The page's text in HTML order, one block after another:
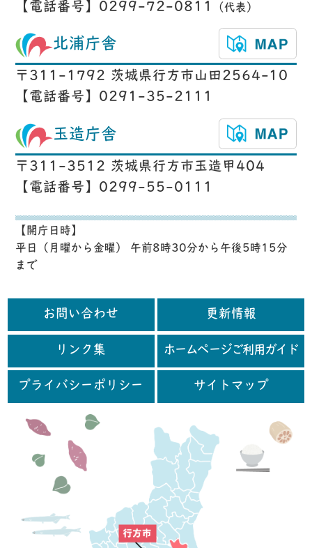
【電話番号】0299-72-0811
（代表）
北浦庁舎
〒311-1792 茨城県行方市山田2564-10
【電話番号】0291-35-2111
玉造庁舎
〒311-3512 茨城県行方市玉造甲404
【電話番号】0299-55-0111
【開庁日時】
平日（月曜から金曜） 午前8時30分から午後5時15分
まで
お問い合わせ 更新情報
リンク集 ホームページご利用ガイド
プライバシーポリシー サイトマップ